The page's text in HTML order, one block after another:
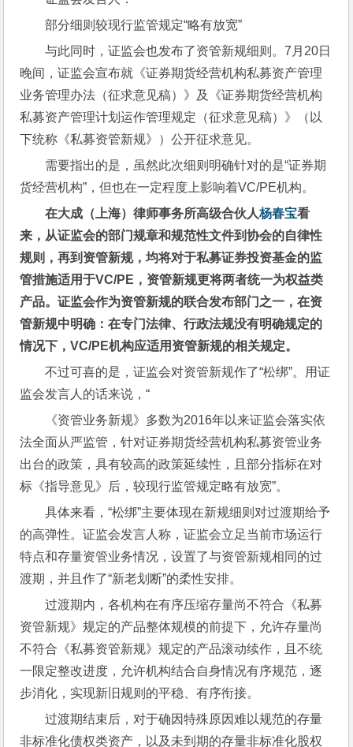
部分细则较现行监管规定“略有放宽”
与此同时，证监会也发布了资管新规细则。7月20日
晚间，证监会宣布就《证券期货经营机构私募资产管理
业务管理办法（征求意见稿）》及《证券期货经营机构
私募资产管理计划运作管理规定（征求意见稿）》（以
下统称《私募资管新规》）公开征求意见。
需要指出的是，虽然此次细则明确针对的是“证券期
货经营机构”，但也在一定程度上影响着VC/PE机构。
在大成（上海）律师事务所高级合伙人杨春宝看
来，从证监会的部门规章和规范性文件到协会的自律性
规则，再到资管新规，均将对于私募证券投资基金的监
管措施适用于VC/PE，资管新规更将两者统一为权益类
产品。证监会作为资管新规的联合发布部门之一，在资
管新规中明确：在专门法律、行政法规没有明确规定的
情况下，VC/PE机构应适用资管新规的相关规定。
不过可喜的是，证监会对资管新规作了“松绑”。用证
监会发言人的话来说，“
《资管业务新规》多数为2016年以来证监会落实依
法全面从严监管，针对证券期货经营机构私募资管业务
出台的政策，具有较高的政策延续性，且部分指标在对
标《指导意见》后，较现行监管规定略有放宽”。
具体来看，“松绑”主要体现在新规细则对过渡期给予
的高弹性。证监会发言人称，证监会立足当前市场运行
特点和存量资管业务情况，设置了与资管新规相同的过
渡期，并且作了“新老划断”的柔性安排。
过渡期内，各机构在有序压缩存量尚不符合《私募
资管新规》规定的产品整体规模的前提下，允许存量尚
不符合《私募资管新规》规定的产品滚动续作，且不统
一限定整改进度，允许机构结合自身情况有序规范，逐
步消化，实现新旧规则的平稳、有序衔接。
过渡期结束后，对于确因特殊原因难以规范的存量
非标准化债权类资产，以及未到期的存量非标准化股权